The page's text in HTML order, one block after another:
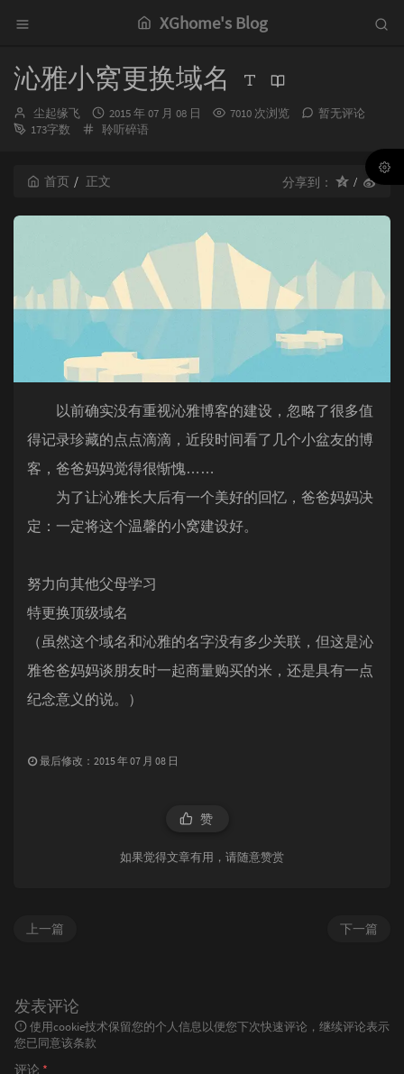
XGhome's Blog
沁雅小窝更换域名
博
主：
尘起缘飞
发
布
2015 年 07 月 08 日 7010 次浏览
暂无评论
173字数
分
聆听碎语
首页 正文 分享到：
以前确实没有重视沁雅博客的建设，忽略了很多值
得记录珍藏的点点滴滴，近段时间看了几个小盆友的博
客，爸爸妈妈觉得很惭愧……
为了让沁雅长大后有一个美好的回忆，爸爸妈妈决
定：一定将这个温馨的小窝建设好。
努力向其他父母学习
特更换顶级域名
（虽然这个域名和沁雅的名字没有多少关联，但这是沁
雅爸爸妈妈谈朋友时一起商量购买的米，还是具有一点
纪念意义的说。）
最后修改：2015 年 07 月 08 日
赞
如果觉得文章有用，请随意赞赏
下一篇
上一篇
发表评论
使用cookie技术保留您的个人信息以便您下次快速评论，继续评论表示
您已同意该条款
评论 *